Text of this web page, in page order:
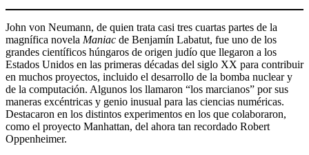
John von Neumann, de quien trata casi tres cuartas partes de la
magnífica novela Maniac de Benjamín Labatut, fue uno de los
grandes científicos húngaros de origen judío que llegaron a los
Estados Unidos en las primeras décadas del siglo XX para contribuir
en muchos proyectos, incluido el desarrollo de la bomba nuclear y
de la computación. Algunos los llamaron “los marcianos” por sus
maneras excéntricas y genio inusual para las ciencias numéricas.
Destacaron en los distintos experimentos en los que colaboraron,
como el proyecto Manhattan, del ahora tan recordado Robert
Oppenheimer.